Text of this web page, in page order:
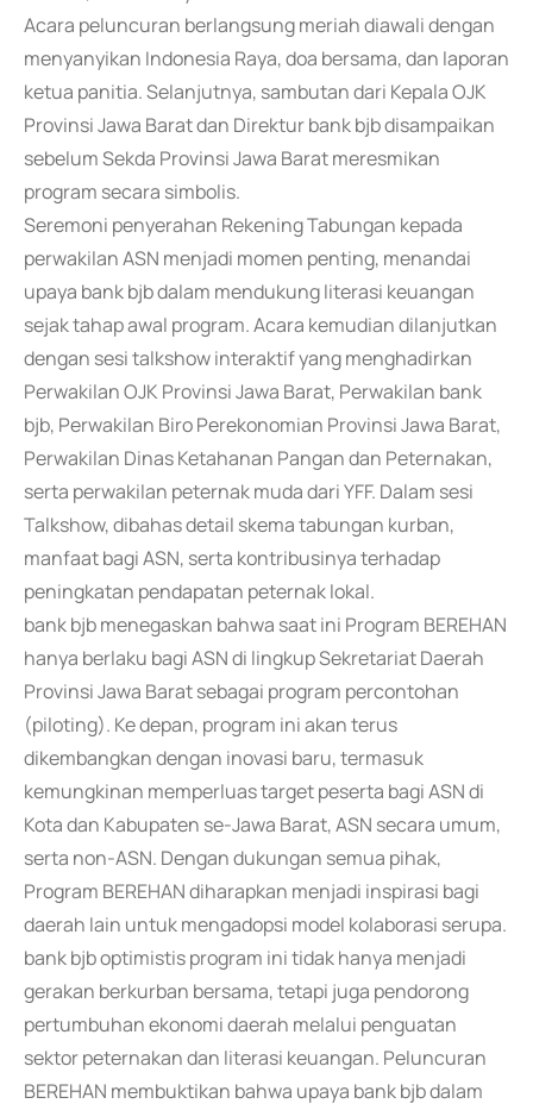
Acara peluncuran berlangsung meriah diawali dengan
menyanyikan Indonesia Raya, doa bersama, dan laporan
ketua panitia. Selanjutnya, sambutan dari Kepala OJK
Provinsi Jawa Barat dan Direktur bank bjb disampaikan
sebelum Sekda Provinsi Jawa Barat meresmikan
program secara simbolis.
Seremoni penyerahan Rekening Tabungan kepada
perwakilan ASN menjadi momen penting, menandai
upaya bank bjb dalam mendukung literasi keuangan
sejak tahap awal program. Acara kemudian dilanjutkan
dengan sesi talkshow interaktif yang menghadirkan
Perwakilan OJK Provinsi Jawa Barat, Perwakilan bank
bjb, Perwakilan Biro Perekonomian Provinsi Jawa Barat,
Perwakilan Dinas Ketahanan Pangan dan Peternakan,
serta perwakilan peternak muda dari YFF. Dalam sesi
Talkshow, dibahas detail skema tabungan kurban,
manfaat bagi ASN, serta kontribusinya terhadap
peningkatan pendapatan peternak lokal.
bank bjb menegaskan bahwa saat ini Program BEREHAN
hanya berlaku bagi ASN di lingkup Sekretariat Daerah
Provinsi Jawa Barat sebagai program percontohan
(piloting). Ke depan, program ini akan terus
dikembangkan dengan inovasi baru, termasuk
kemungkinan memperluas target peserta bagi ASN di
Kota dan Kabupaten se-Jawa Barat, ASN secara umum,
serta non-ASN. Dengan dukungan semua pihak,
Program BEREHAN diharapkan menjadi inspirasi bagi
daerah lain untuk mengadopsi model kolaborasi serupa.
bank bjb optimistis program ini tidak hanya menjadi
gerakan berkurban bersama, tetapi juga pendorong
pertumbuhan ekonomi daerah melalui penguatan
sektor peternakan dan literasi keuangan. Peluncuran
BEREHAN membuktikan bahwa upaya bank bjb dalam